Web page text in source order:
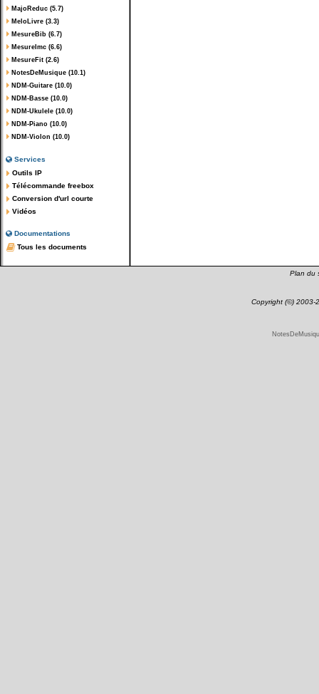
MajoReduc (5.7)
MeloLivre (3.3)
MesureBib (6.7)
MesureImc (6.6)
MesureFit (2.6)
NotesDeMusique (10.1)
NDM-Guitare (10.0)
NDM-Basse (10.0)
NDM-Ukulele (10.0)
NDM-Piano (10.0)
NDM-Violon (10.0)
Services
Outils IP
Télécommande freebox
Conversion d'url courte
Vidéos
Documentations
Tous les documents
Plan du
Copyright (©) 2003-